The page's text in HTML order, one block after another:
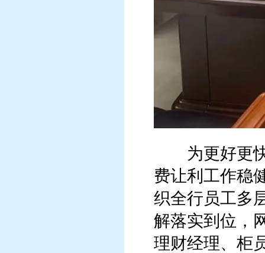
为更好更快
费让利工作稳
织全行员工多
解落实到位，
理财经理、柜